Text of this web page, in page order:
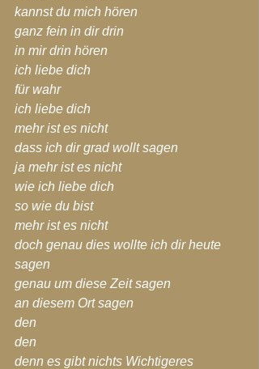
kannst du mich hören
ganz fein in dir drin
in mir drin hören
ich liebe dich
für wahr
ich liebe dich
mehr ist es nicht
dass ich dir grad wollt sagen
ja mehr ist es nicht
wie ich liebe dich
so wie du bist
mehr ist es nicht
doch genau dies wollte ich dir heute
sagen
genau um diese Zeit sagen
an diesem Ort sagen
den
den
denn es gibt nichts Wichtigeres